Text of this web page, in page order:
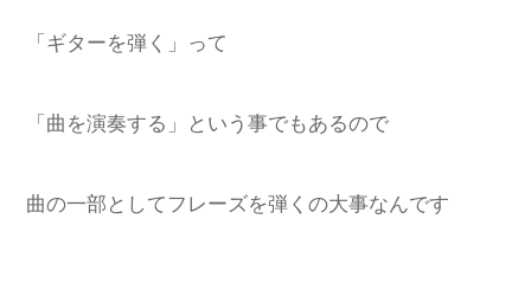
「ギターを弾く」って
「曲を演奏する」という事でもあるので
曲の一部としてフレーズを弾くの大事なんです